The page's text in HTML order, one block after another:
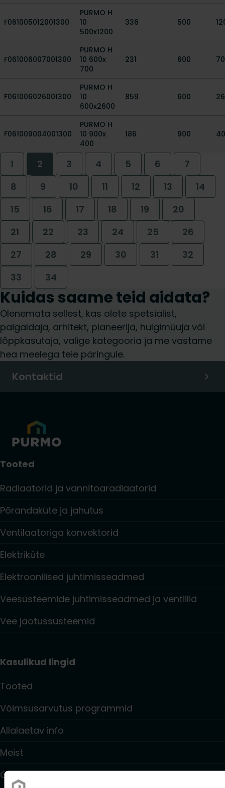
F061005012001300
PURMO H
10
500x1200
336 500
F061006007001300
PURMO H
10 600x
700
231 600
F061006026001300
PURMO H
10
600x2600
859 600
F061009004001300
PURMO H
10 900x
400
186 900
1 2 3 4 5 6
7
8
9 10 11 12 13
14
15
16 17 18 19
20
21
22 23 24 25
26
27
28 29 30 31
32
33
34
Kuidas saame teid aidata?
Olenemata sellest, kas olete spetsialist,
paigaldaja, arhitekt, planeerija, hulgimüüja või
lõppkasutaja, valige kategooria ja me vastame
hea meelega teie päringule.
Kontaktid
Tooted
Radiaatorid ja vannitoaradiaatorid
Põrandaküte ja jahutus
Ventilaatoriga konvektorid
Elektriküte
Elektroonilised juhtimisseadmed
Veesüsteemide juhtimisseadmed ja ventiilid
Vee jaotussüsteemid
Kasulikud lingid
Tooted
Võimsusarvutus programmid
Allalaetav info
Meist
Garantiitingimused